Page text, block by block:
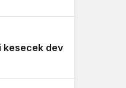
kesecek dev